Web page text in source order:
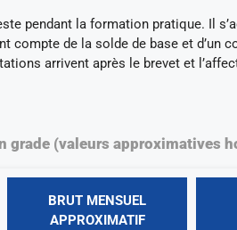
pendant la formation pratique. Il
compte de la solde de base et d’un
arrivent après le brevet et
grade (valeurs approximatives
BRUT MENSUEL
APPROXIMATIF